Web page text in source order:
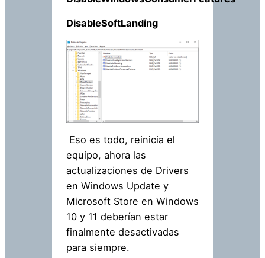
DisableSoftLanding
Eso es todo, reinicia el
equipo, ahora las
actualizaciones de Drivers
en Windows Update y
Microsoft Store en Windows
10 y 11 deberían estar
finalmente desactivadas
para siempre.